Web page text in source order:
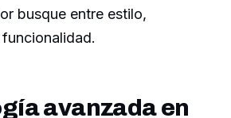
busque entre estilo,
avanzada en